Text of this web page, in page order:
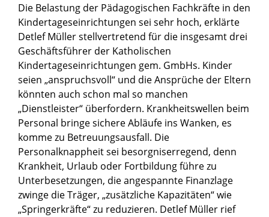
Die Belastung der Pädagogischen Fachkräfte in den
Kindertageseinrichtungen sei sehr hoch, erklärte
Detlef Müller stellvertretend für die insgesamt drei
Geschäftsführer der Katholischen
Kindertageseinrichtungen gem. GmbHs. Kinder
seien „anspruchsvoll“ und die Ansprüche der Eltern
könnten auch schon mal so manchen
„Dienstleister“ überfordern. Krankheitswellen beim
Personal bringe sichere Abläufe ins Wanken, es
komme zu Betreuungsausfall. Die
Personalknappheit sei besorgniserregend, denn
Krankheit, Urlaub oder Fortbildung führe zu
Unterbesetzungen, die angespannte Finanzlage
zwinge die Träger, „zusätzliche Kapazitäten“ wie
„Springerkräfte“ zu reduzieren. Detlef Müller rief